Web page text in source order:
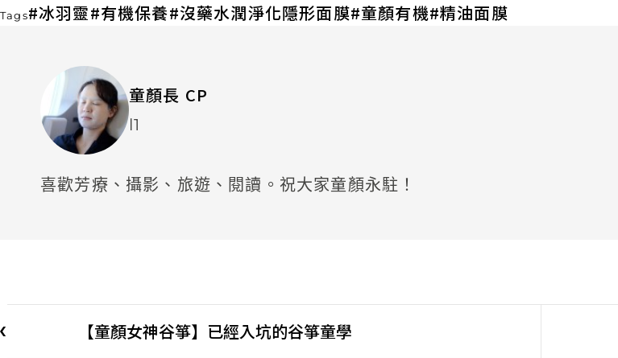
Tags
冰羽靈 有機保養 沒藥水潤淨化隱形面膜 童顏有機 精油面膜
童顏長 CP
l1
喜歡芳療、攝影、旅遊、閱讀。祝大家童顏永駐！
【童顏女神谷箏】已經入坑的谷箏童學